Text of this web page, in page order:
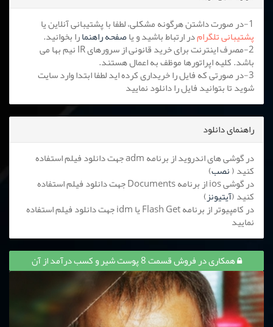
1-در صورت داشتن هرگونه مشکلی، لطفا با پشتیبانی آنلاین یا
پشتیبانی تلگرامدر ارتباط باشید و یاصفحه راهنمارا بخوانید.
2-مصرف اینترنت برای خرید قانونی از سرورهای IR نیم بها می
باشد. کلیه اپراتورها موظف به اعمال هستند.
3-در صورتی که فایل را خریداری کرده اید لطفا ابتدا وارد سایت
شوید تا بتوانید فایل را دانلود نمایید
راهنمای دانلود
در گوشی های اندروید از برنامه adm جهت دانلود فیلم استفاده
کنید (نصب)
در گوشی ios از برنامه Documents جهت دانلود فیلم استفاده
کنید (آیتیونز)
در کامپیوتر از برنامه Flash Get یا idm جهت دانلود فیلم استفاده
نمایید
همکاری در فروش قسمت 8 پوست شیر و کسب درآمد از آن